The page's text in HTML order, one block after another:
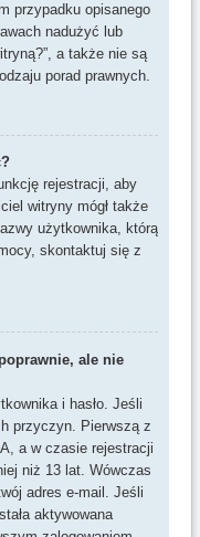
przypadku opisanego
nadużyć lub
a także nie są
porad prawnych.
rejestracji, aby
witryny mógł także
użytkownika, którą
skontaktuj się z
ale nie
i hasło. Jeśli
przyczyn. Pierwszą z
a w czasie rejestracji
niż 13 lat. Wówczas
adres e-mail. Jeśli
aktywowana